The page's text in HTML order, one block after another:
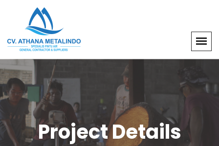
Project Details